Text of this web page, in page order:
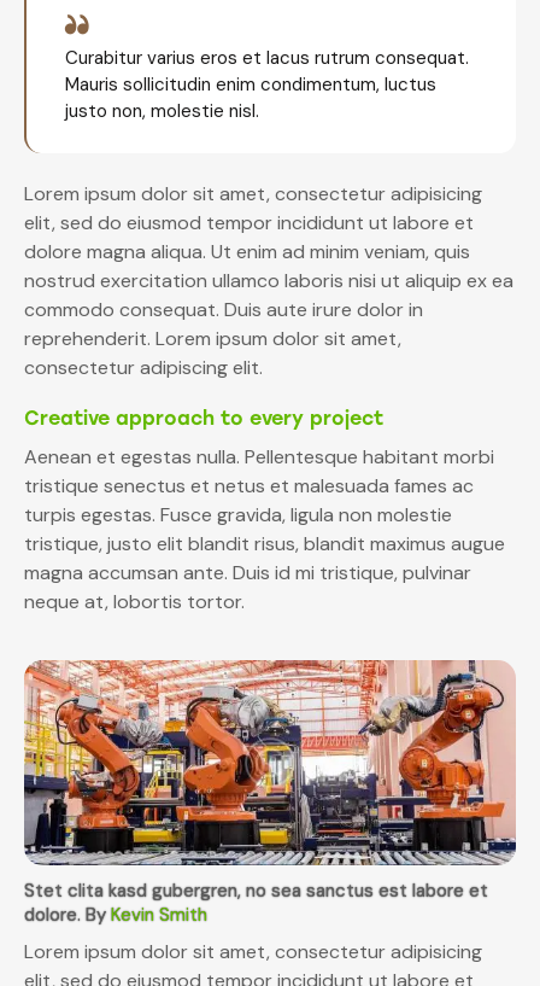
Curabitur varius eros et lacus rutrum consequat.
Mauris sollicitudin enim condimentum, luctus
justo non, molestie nisl.
Lorem ipsum dolor sit amet, consectetur adipisicing
elit, sed do eiusmod tempor incididunt ut labore et
dolore magna aliqua. Ut enim ad minim veniam, quis
nostrud exercitation ullamco laboris nisi ut aliquip ex ea
commodo consequat. Duis aute irure dolor in
reprehenderit. Lorem ipsum dolor sit amet,
consectetur adipiscing elit.
Creative approach to every project
Aenean et egestas nulla. Pellentesque habitant morbi
tristique senectus et netus et malesuada fames ac
turpis egestas. Fusce gravida, ligula non molestie
tristique, justo elit blandit risus, blandit maximus augue
magna accumsan ante. Duis id mi tristique, pulvinar
neque at, lobortis tortor.
Stet clita kasd gubergren, no sea sanctus est labore et
dolore. ByKevin Smith
Lorem ipsum dolor sit amet, consectetur adipisicing
elit, sed do eiusmod tempor incididunt ut labore et